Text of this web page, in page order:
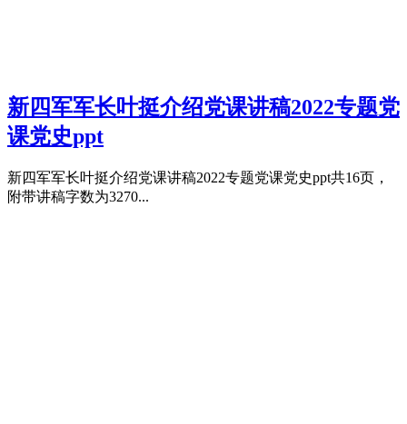
新四军军长叶挺介绍党课讲稿2022专题党
课党史ppt
新四军军长叶挺介绍党课讲稿2022专题党课党史ppt共16页，
附带讲稿字数为3270...